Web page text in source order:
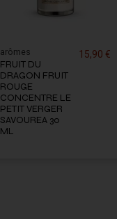
arômes
FRUIT DU
DRAGON FRUIT
ROUGE
CONCENTRE LE
PETIT VERGER
SAVOUREA 30
ML
15,90 €